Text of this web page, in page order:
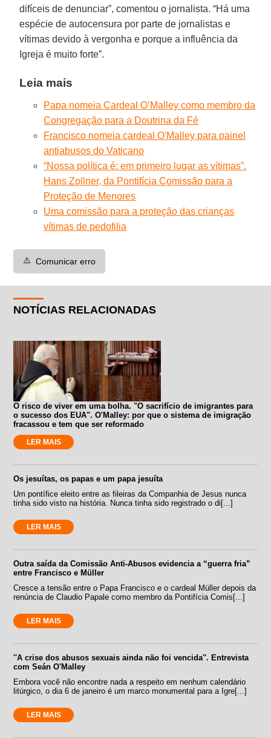
difíceis de denunciar”, comentou o jornalista. “Há uma
espécie de autocensura por parte de jornalistas e
vítimas devido à vergonha e porque a influência da
Igreja é muito forte”.
Leia mais
Papa nomeia Cardeal O’Malley como membro da
Congregação para a Doutrina da Fé
Francisco nomeia cardeal O'Malley para painel
antiabusos do Vaticano
“Nossa política é: em primeiro lugar as vítimas”.
Hans Zollner, da Pontifícia Comissão para a
Proteção de Menores
Uma comissão para a proteção das crianças
vítimas de pedofilia
⚠️ Comunicar erro
NOTÍCIAS RELACIONADAS
O risco de viver em uma bolha. "O sacrifício de imigrantes para
o sucesso dos EUA". O'Malley: por que o sistema de imigração
fracassou e tem que ser reformado
LER MAIS
Os jesuítas, os papas e um papa jesuíta
Um pontífice eleito entre as fileiras da Companhia de Jesus nunca
tinha sido visto na história. Nunca tinha sido registrado o di[...]
LER MAIS
Outra saída da Comissão Anti-Abusos evidencia a “guerra fria”
entre Francisco e Müller
Cresce a tensão entre o Papa Francisco e o cardeal Müller depois da
renúncia de Claudio Papale como membro da Pontifícia Comis[...]
LER MAIS
''A crise dos abusos sexuais ainda não foi vencida''. Entrevista
com Seán O'Malley
Embora você não encontre nada a respeito em nenhum calendário
litúrgico, o dia 6 de janeiro é um marco monumental para a Igre[...]
LER MAIS